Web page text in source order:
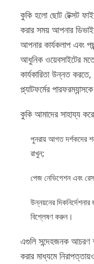
কুকি হলো ছোট টেক্সট
করার সময় আপনার
আপনার কার্যকলাপ এবং
আধুনিক ওয়েবসাইটের
কার্যকারিতা উন্নত
প্ল্যাটফর্মের
কুকি আমাদের সাহায্য
পুনরায় আগত দর্শকদের
রাখুন;
পেজ নেভিগেশন এবং
উন্নয়নের
বিশ্লেষণ করুন।
এগুলি সন্দেহজনক আচরণ
করার মাধ্যমে